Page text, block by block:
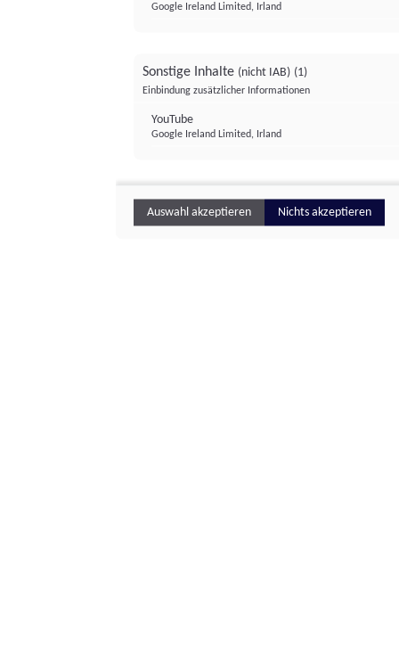
Google Ireland Limited, Irland
Sonstige Inhalte (nicht IAB) (1)
Einbindung zusätzlicher Informationen
YouTube
Google Ireland Limited, Irland
Auswahl akzeptieren Nichts akzeptieren